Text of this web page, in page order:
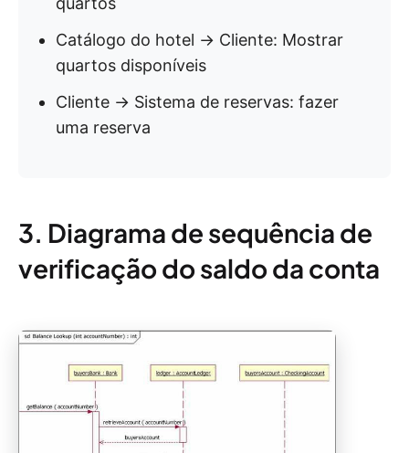
Catálogo do hotel → Cliente: Mostrar
quartos disponíveis
Cliente → Sistema de reservas: fazer
uma reserva
3. Diagrama de sequência de
verificação do saldo da conta